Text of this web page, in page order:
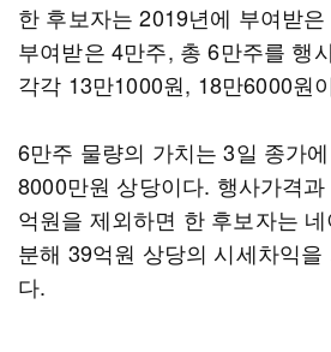
한 후보자는 2019년에 부여받
부여받은 4만주, 총 6만주를 행
각각 13만1000원, 18만6000원
6만주 물량의 가치는 3일 종가
8000만원 상당이다. 행사가격
억원을 제외하면 한 후보자는
분해 39억원 상당의 시세차익
다.